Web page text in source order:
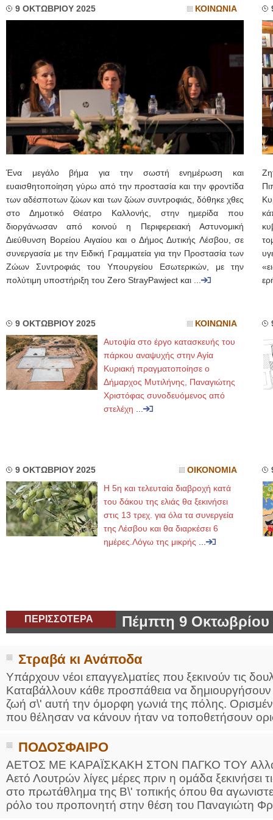
9 ΟΚΤΩΒΡΙΟΥ 2025 ΚΟΙΝΩΝΙΑ
Ένα μεγάλο βήμα για την σωστή ενημέρωση και
ευαισθητοποίηση γύρω από την προστασία και την φροντίδα
των αδέσποτων ζώων και των ζώων συντροφιάς, δόθηκε χθες
στο Δημοτικό Θέατρο Καλλονής, στην ημερίδα που
διοργάνωσαν από κοινού η Περιφερειακή Αστυνομική
Διεύθυνση Βορείου Αιγαίου και ο Δήμος Δυτικής Λέσβου, σε
συνεργασία με την Ειδική Γραμματεία για την Προστασία των
Ζώων Συντροφιάς του Υπουργείου Εσωτερικών, με την
πολύτιμη υποστήριξη του Zero StrayPawject και ...
9 ΟΚΤΩΒΡΙΟΥ 2025 ΚΟΙΝΩΝΙΑ
Αυτοψία στο έργο κατασκευής του
πάρκου αναψυχής στην Αγία
Κυριακή πραγματοποίησε ο
Δήμαρχος Μυτιλήνης, Παναγιώτης
Χριστόφας συνοδευόμενος από
στελέχη
9 ΟΚΤΩΒΡΙΟΥ 2025 ΟΙΚΟΝΟΜΙΑ
Η 5η και τελευταία διαβροχή κατά
του δάκου της ελιάς θα ξεκινήσει
στις 13 τρεχ. για όλα τα συνεργεία
της Λέσβου και θα διαρκέσει 6
ημέρες.Λόγω της μικρής
ΠΕΡΙΣΣΟΤΕΡΑ Πέμπτη 9 Οκτωβρίου
Στραβά κι Ανάποδα
Υπάρχουν νέοι επαγγελματίες που ξεκινούν τις
Καταβάλλουν κάθε προσπάθεια να
ζωή σ\' αυτή την όμορφη γωνιά της πόλης.
που θέλησαν να κάνουν ήταν να τοποθετήσουν
ΠΟΔΟΣΦΑΙΡΟ
ΑΕΤΟΣ ΜΕ ΚΑΡΑΪΣΚΑΚΗ ΣΤΟΝ ΠΑΓΚΟ ΤΟΥ Αλλαγή
Αετό Λουτρών λίγες μέρες πριν η ομάδα ξεκινήσει
στο πρωτάθλημα της Β\' τοπικής όπου θα
ρόλο του προπονητή στην θέση του Παναγιώτη